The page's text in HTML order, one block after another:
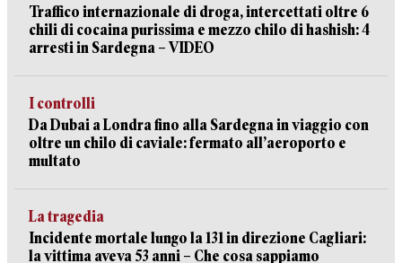
Traffico internazionale di droga, intercettati oltre 6
chili di cocaina purissima e mezzo chilo di hashish: 4
arresti in Sardegna – VIDEO
I controlli
Da Dubai a Londra fino alla Sardegna in viaggio con
oltre un chilo di caviale: fermato all’aeroporto e
multato
La tragedia
Incidente mortale lungo la 131 in direzione Cagliari:
la vittima aveva 53 anni – Che cosa sappiamo